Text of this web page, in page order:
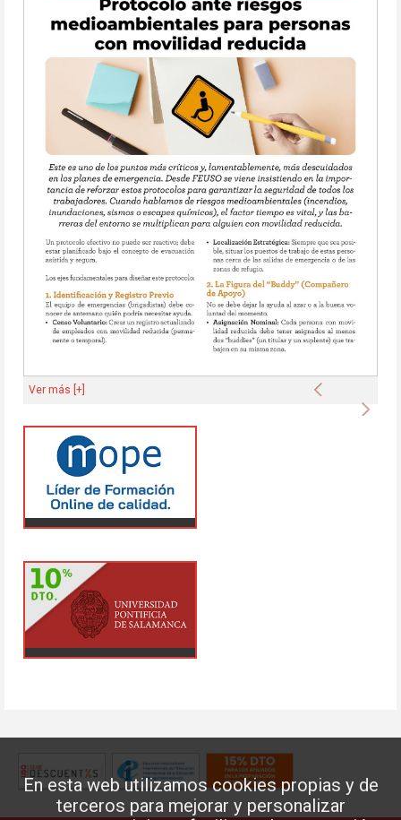
En esta web utilizamos cookies propias y de
terceros para mejorar y personalizar
Anterior
Ver más [+]